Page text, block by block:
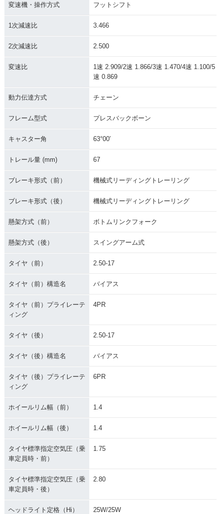
変速機・操作方式 フットシフト
1次減速比 3.466
2次減速比 2.500
変速比
1速 2.909/2速 1.866/3速 1.470/4速 1.100/5
速 0.869
動力伝達方式 チェーン
フレーム型式 プレスバックボーン
キャスター角 63°00′
トレール量 (mm) 67
ブレーキ形式（前） 機械式リーディングトレーリング
ブレーキ形式（後） 機械式リーディングトレーリング
懸架方式（前） ボトムリンクフォーク
懸架方式（後） スイングアーム式
タイヤ（前） 2.50-17
タイヤ（前）構造名 バイアス
タイヤ（前）プライレーテ
ィング
4PR
タイヤ（後） 2.50-17
タイヤ（後）構造名 バイアス
タイヤ（後）プライレーテ
ィング
6PR
ホイールリム幅（前） 1.4
ホイールリム幅（後） 1.4
タイヤ標準指定空気圧（乗
車定員時・前）
1.75
タイヤ標準指定空気圧（乗
車定員時・後）
2.80
ヘッドライト定格（Hi） 25W/25W